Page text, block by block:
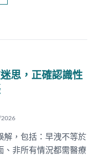
思，正確認識性
解，包括：早洩不等於
、非所有情況都需醫療